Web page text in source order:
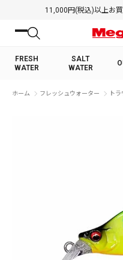
11,000円(税込)以上お
FRESH
WATER
SALT
WATER
絞
PREMIUM オンライン
FRESH WATER
ホーム フレッシュウォーター ト